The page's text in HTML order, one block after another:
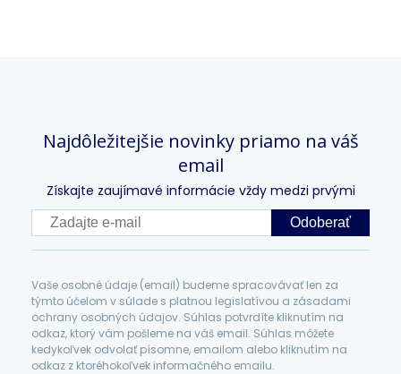
Najdôležitejšie novinky priamo na váš
email
Získajte zaujímavé informácie vždy medzi prvými
Odoberať
Vaše osobné údaje (email) budeme spracovávať len za
týmto účelom v súlade s platnou legislatívou a zásadami
ochrany osobných údajov. Súhlas potvrdíte kliknutím na
odkaz, ktorý vám pošleme na váš email. Súhlas môžete
kedykoľvek odvolať písomne, emailom alebo kliknutím na
odkaz z ktoréhokoľvek informačného emailu.